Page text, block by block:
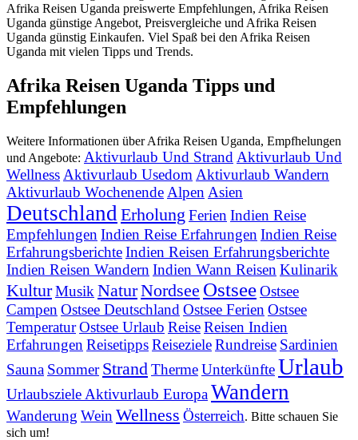
Afrika Reisen Uganda preiswerte Empfehlungen, Afrika Reisen
Uganda günstige Angebot, Preisvergleiche und Afrika Reisen
Uganda günstig Einkaufen. Viel Spaß bei den Afrika Reisen
Uganda mit vielen Tipps und Trends.
Afrika Reisen Uganda Tipps und
Empfehlungen
Weitere Informationen über Afrika Reisen Uganda, Empfhelungen
und Angebote: Aktivurlaub Und Strand Aktivurlaub Und
Wellness Aktivurlaub Usedom Aktivurlaub Wandern
Aktivurlaub Wochenende Alpen Asien
DeutschlandErholung Ferien Indien Reise
Empfehlungen Indien Reise Erfahrungen Indien Reise
ErfahrungsberichteIndien Reisen Erfahrungsberichte
Indien Reisen Wandern Indien Wann Reisen Kulinarik
KulturMusik NaturNordsee OstseeOstsee
Campen Ostsee Deutschland Ostsee Ferien Ostsee
TemperaturOstsee Urlaub ReiseReisen Indien
Erfahrungen ReisetippsReisezieleRundreise Sardinien
Sauna Sommer StrandThermeUnterkünfteUrlaub
Urlaubsziele Aktivurlaub EuropaWandern
Wanderung Wein Wellness Österreich. Bitte schauen Sie
sich um!